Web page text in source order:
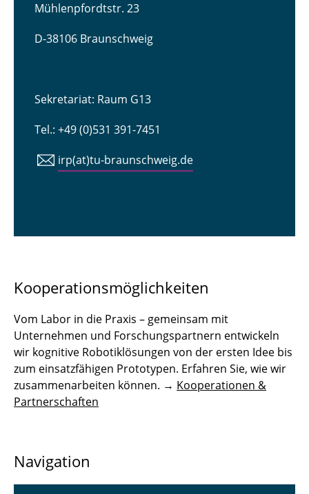
Mühlenpfordtstr. 23
D-38106 Braunschweig
Sekretariat: Raum G13
Tel.: +49 (0)531 391-7451
irp(at)tu-braunschweig.de
Kooperationsmöglichkeiten
Vom Labor in die Praxis – gemeinsam mit
Unternehmen und Forschungspartnern entwickeln
wir kognitive Robotiklösungen von der ersten Idee bis
zum einsatzfähigen Prototypen. Erfahren Sie, wie wir
zusammenarbeiten können. → Kooperationen &
Partnerschaften
Navigation